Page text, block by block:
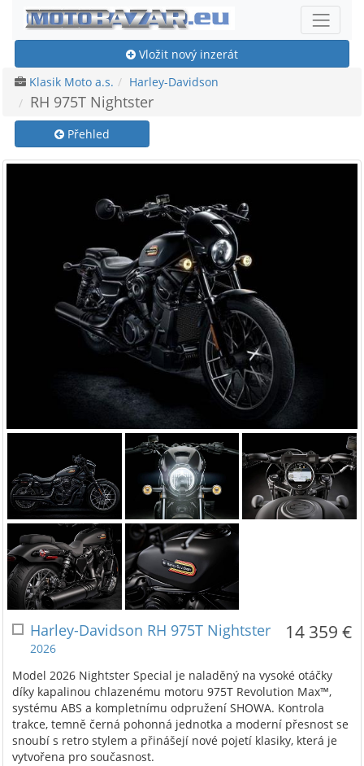
Vložit nový inzerát
Klasik Moto a.s.
Harley-Davidson
RH 975T Nightster
Přehled
14 359 €
Harley-Davidson RH 975T Nightster
2026
Model 2026 Nightster Special je naladěný na vysoké otáčky
díky kapalinou chlazenému motoru 975T Revolution Max™,
systému ABS a kompletnímu odpružení SHOWA. Kontrola
trakce, temně černá pohonná jednotka a moderní přesnost se
snoubí s retro stylem a přinášejí nové pojetí klasiky, která je
vytvořena pro současnost.